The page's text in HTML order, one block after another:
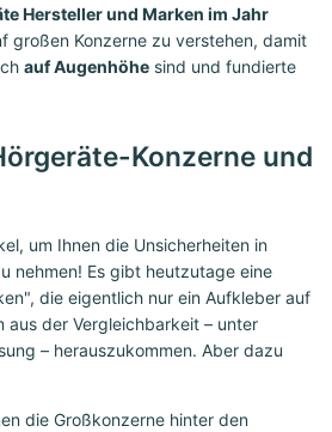
Hersteller und Marken im Jahr
großen Konzerne zu verstehen, damit
auf Augenhöhe sind und fundierte
Konzerne und
um Ihnen die Unsicherheiten in
nehmen! Es gibt heutzutage eine
die eigentlich nur ein Aufkleber auf
aus der Vergleichbarkeit – unter
– herauszukommen. Aber dazu
die Großkonzerne hinter den